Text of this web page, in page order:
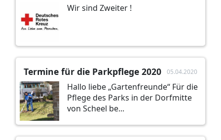
Wir sind Zweiter !
Termine für die Parkpflege 2020 05.04.2020
Hallo liebe „Gartenfreunde“ Für die
Pflege des Parks in der Dorfmitte
von Scheel be...